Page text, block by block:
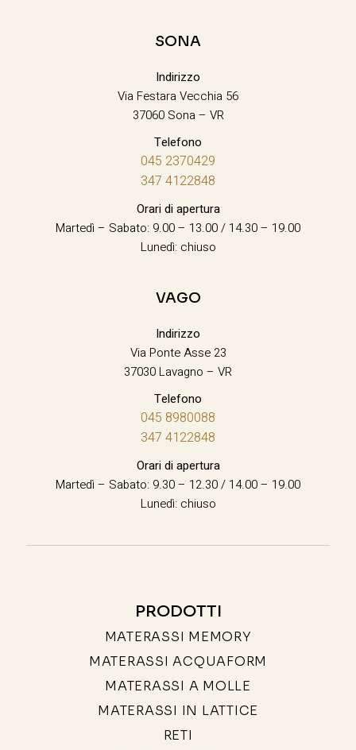
SONA
Indirizzo
Via Festara Vecchia 56
37060 Sona – VR
Telefono
045 2370429
347 4122848
Orari di apertura
Martedì – Sabato: 9.00 – 13.00 / 14.30 – 19.00
Lunedì: chiuso
VAGO
Indirizzo
Via Ponte Asse 23
37030 Lavagno – VR
Telefono
045 8980088
347 4122848
Orari di apertura
Martedì – Sabato: 9.30 – 12.30 / 14.00 – 19.00
Lunedì: chiuso
PRODOTTI
MATERASSI MEMORY
MATERASSI ACQUAFORM
MATERASSI A MOLLE
MATERASSI IN LATTICE
RETI